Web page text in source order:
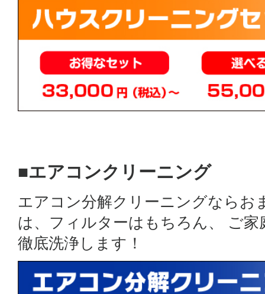
■エアコンクリーニング
エアコン分解クリーニングならお
は、フィルターはもちろん、 ご
徹底洗浄します！